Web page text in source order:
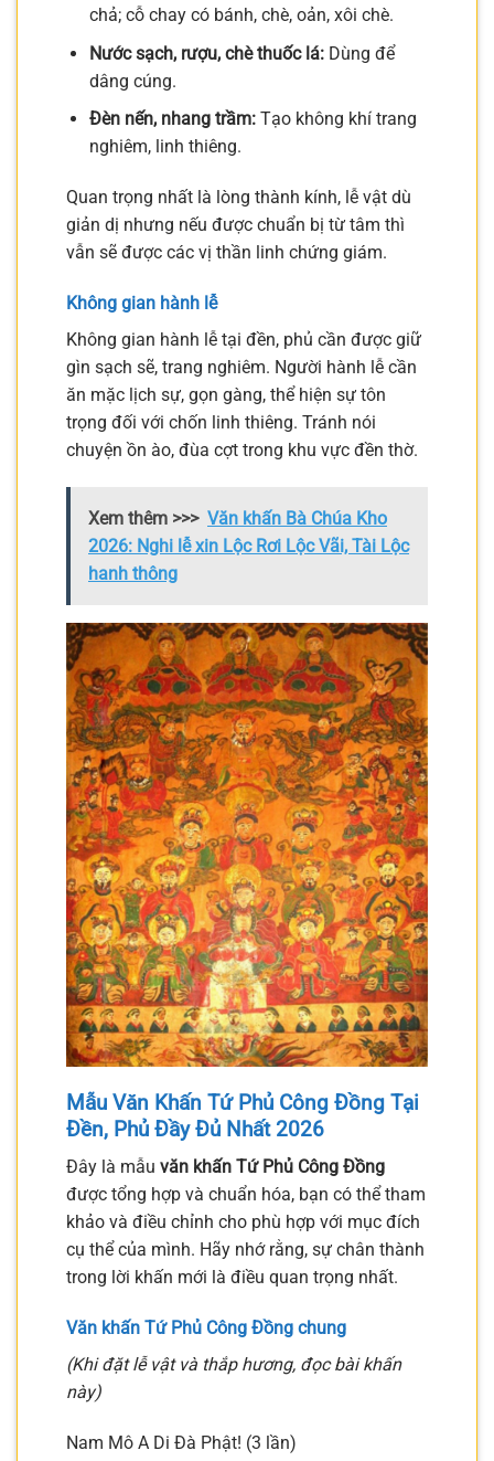
chả; cỗ chay có bánh, chè, oản, xôi chè.
Nước sạch, rượu, chè thuốc lá:Dùng để
dâng cúng.
Đèn nến, nhang trầm:Tạo không khí trang
nghiêm, linh thiêng.
Quan trọng nhất là lòng thành kính, lễ vật dù
giản dị nhưng nếu được chuẩn bị từ tâm thì
vẫn sẽ được các vị thần linh chứng giám.
Không gian hành lễ
Không gian hành lễ tại đền, phủ cần được giữ
gìn sạch sẽ, trang nghiêm. Người hành lễ cần
ăn mặc lịch sự, gọn gàng, thể hiện sự tôn
trọng đối với chốn linh thiêng. Tránh nói
chuyện ồn ào, đùa cợt trong khu vực đền thờ.
Xem thêm >>> Văn khấn Bà Chúa Kho
2026: Nghi lễ xin Lộc Rơi Lộc Vãi, Tài Lộc
hanh thông
Mẫu Văn Khấn Tứ Phủ Công Đồng Tại
Đền, Phủ Đầy Đủ Nhất 2026
Đây là mẫu văn khấn Tứ Phủ Công Đồng
được tổng hợp và chuẩn hóa, bạn có thể tham
khảo và điều chỉnh cho phù hợp với mục đích
cụ thể của mình. Hãy nhớ rằng, sự chân thành
trong lời khấn mới là điều quan trọng nhất.
Văn khấn Tứ Phủ Công Đồng chung
(Khi đặt lễ vật và thắp hương, đọc bài khấn
này)
Nam Mô A Di Đà Phật! (3 lần)